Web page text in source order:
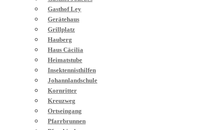
Gasthof Ley
Gerätehaus
Grillplatz
Hauberg
Haus Cäcilia
Heimatstube
Insektennisthilfen
Johannlandschule
Kornritter
Kreuzweg
Ortseingang
Pfarrbrunnen